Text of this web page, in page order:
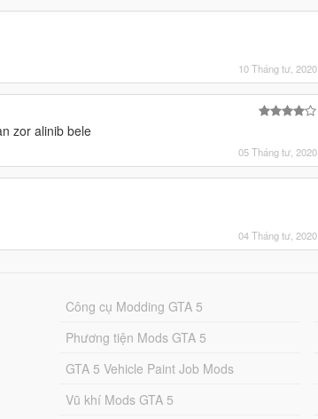
10 Tháng tư, 2020
zor alinib bele
05 Tháng tư, 2020
04 Tháng tư, 2020
Công cụ Modding GTA 5
Phương tiện Mods GTA 5
GTA 5 Vehicle Paint Job Mods
Vũ khí Mods GTA 5